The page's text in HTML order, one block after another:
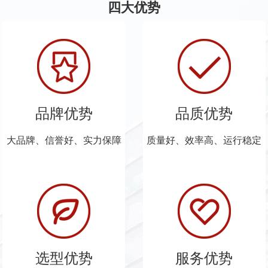
四大优势
品牌优势
大品牌、信誉好、实力保障
品质优势
质量好、效率高、运行稳定
选型优势 服务优势